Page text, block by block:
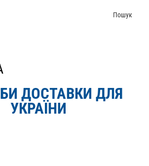
Пошук
ДОСТАВКИ ДЛЯ
УКРАЇНИ